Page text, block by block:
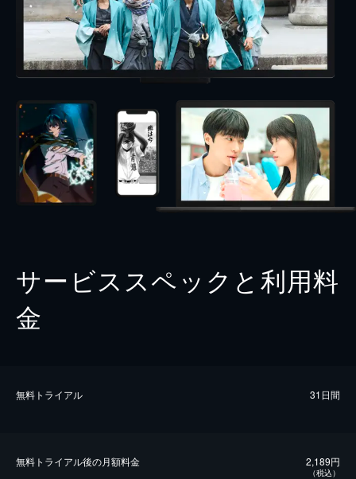
サービススペックと利用料
金
無料トライアル 31日間
無料トライアル後の⽉額料金 2,189円
（税込）